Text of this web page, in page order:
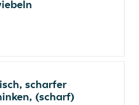
scharfer
(scharf)